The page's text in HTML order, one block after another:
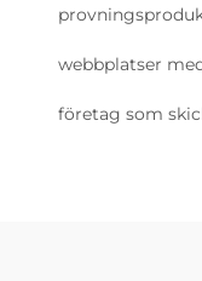
webbplatser
företag som